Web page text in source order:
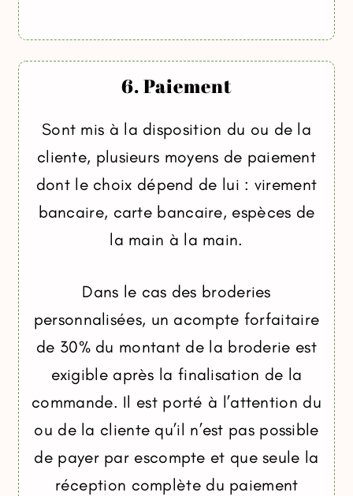
6. Paiement
Sont mis à la disposition du ou de la
cliente, plusieurs moyens de paiement
dont le choix dépend de lui : virement
bancaire, carte bancaire, espèces de
la main à la main.
Dans le cas des broderies
personnalisées, un acompte forfaitaire
de 30% du montant de la broderie est
exigible après la finalisation de la
commande. Il est porté à l’attention du
ou de la cliente qu’il n’est pas possible
de payer par escompte et que seule la
réception complète du paiement